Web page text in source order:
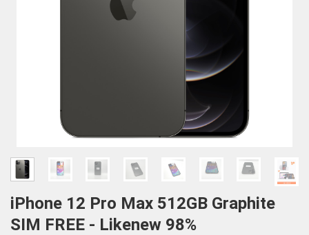
iPhone 12 Pro Max 512GB Graphite
SIM FREE - Likenew 98%